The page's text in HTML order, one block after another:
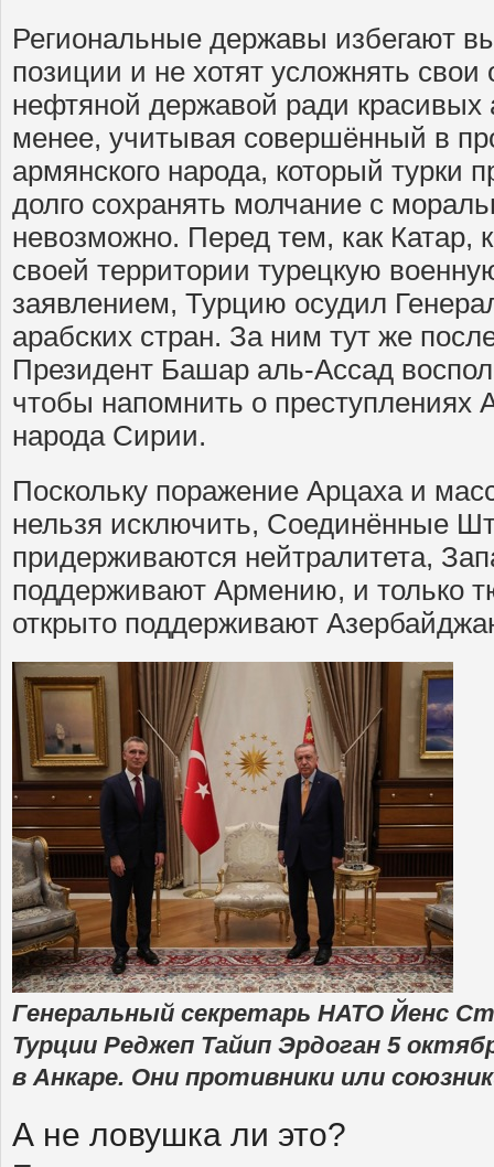
Региональные державы избегают
позиции и не хотят усложнять
нефтяной державой ради красивых
менее, учитывая совершённый в
армянского народа, который турки
долго сохранять молчание с
невозможно. Перед тем, как Катар,
своей территории турецкую
заявлением, Турцию осудил
арабских стран. За ним тут же
Президент Башар аль-Ассад
чтобы напомнить о преступлениях
народа Сирии.
Поскольку поражение Арцаха и
нельзя исключить, Соединённые
придерживаются нейтралитета,
поддерживают Армению, и только
открыто поддерживают
Генеральный секретарь НАТО Йенс
Турции Реджеп Тайип Эрдоган 5
в Анкаре. Они противники или
А не ловушка ли это?